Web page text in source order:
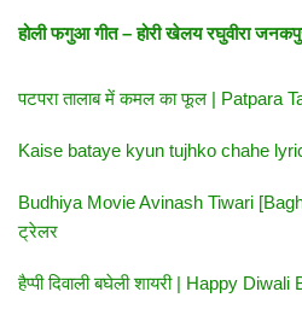
होली फगुआ गीत – होरी खेलय रघुवीरा
पटपरा तालाब में कमल का फूल | Patpara
Kaise bataye kyun tujhko chahe
Budhiya Movie Avinash Tiwari
ट्रेलर
हैप्पी दिवाली बघेली शायरी | Happy